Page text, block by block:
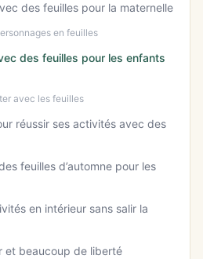
des feuilles pour la maternelle
en feuilles
des feuilles pour les enfants
avec les feuilles
réussir ses activités avec des
feuilles d’automne pour les
en intérieur sans salir la
et beaucoup de liberté